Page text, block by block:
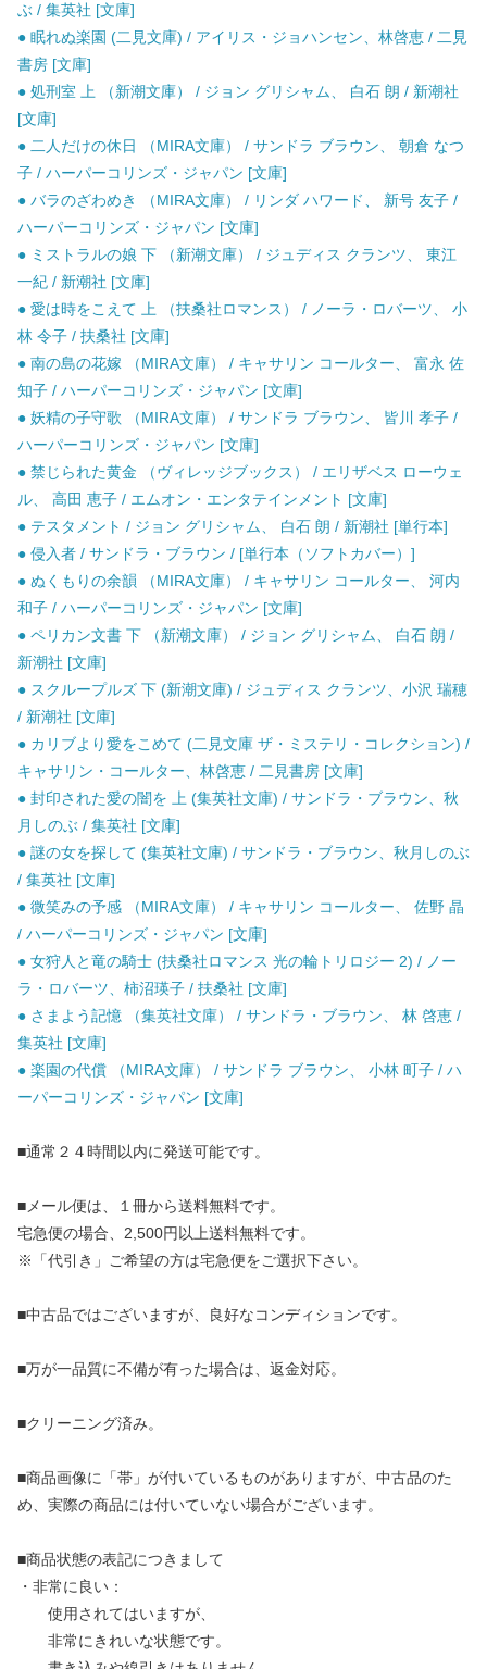
ぶ / 集英社 [文庫]
● 眠れぬ楽園 (二見文庫) / アイリス・ジョハンセン、林啓恵 / 二見
書房 [文庫]
● 処刑室 上 （新潮文庫） / ジョン グリシャム、 白石 朗 / 新潮社
[文庫]
● 二人だけの休日 （MIRA文庫） / サンドラ ブラウン、 朝倉 なつ
子 / ハーパーコリンズ・ジャパン [文庫]
● バラのざわめき （MIRA文庫） / リンダ ハワード、 新号 友子 /
ハーパーコリンズ・ジャパン [文庫]
● ミストラルの娘 下 （新潮文庫） / ジュディス クランツ、 東江
一紀 / 新潮社 [文庫]
● 愛は時をこえて 上 （扶桑社ロマンス） / ノーラ・ロバーツ、 小
林 令子 / 扶桑社 [文庫]
● 南の島の花嫁 （MIRA文庫） / キャサリン コールター、 富永 佐
知子 / ハーパーコリンズ・ジャパン [文庫]
● 妖精の子守歌 （MIRA文庫） / サンドラ ブラウン、 皆川 孝子 /
ハーパーコリンズ・ジャパン [文庫]
● 禁じられた黄金 （ヴィレッジブックス） / エリザベス ローウェ
ル、 高田 恵子 / エムオン・エンタテインメント [文庫]
● テスタメント / ジョン グリシャム、 白石 朗 / 新潮社 [単行本]
● 侵入者 / サンドラ・ブラウン / [単行本（ソフトカバー）]
● ぬくもりの余韻 （MIRA文庫） / キャサリン コールター、 河内
和子 / ハーパーコリンズ・ジャパン [文庫]
● ペリカン文書 下 （新潮文庫） / ジョン グリシャム、 白石 朗 /
新潮社 [文庫]
● スクループルズ 下 (新潮文庫) / ジュディス クランツ、小沢 瑞穂
/ 新潮社 [文庫]
● カリブより愛をこめて (二見文庫 ザ・ミステリ・コレクション) /
キャサリン・コールター、林啓恵 / 二見書房 [文庫]
● 封印された愛の闇を 上 (集英社文庫) / サンドラ・ブラウン、秋
月しのぶ / 集英社 [文庫]
● 謎の女を探して (集英社文庫) / サンドラ・ブラウン、秋月しのぶ
/ 集英社 [文庫]
● 微笑みの予感 （MIRA文庫） / キャサリン コールター、 佐野 晶
/ ハーパーコリンズ・ジャパン [文庫]
● 女狩人と竜の騎士 (扶桑社ロマンス 光の輪トリロジー 2) / ノー
ラ・ロバーツ、柿沼瑛子 / 扶桑社 [文庫]
● さまよう記憶 （集英社文庫） / サンドラ・ブラウン、 林 啓恵 /
集英社 [文庫]
● 楽園の代償 （MIRA文庫） / サンドラ ブラウン、 小林 町子 / ハ
ーパーコリンズ・ジャパン [文庫]
■通常２４時間以内に発送可能です。
■メール便は、１冊から送料無料です。
宅急便の場合、2,500円以上送料無料です。
※「代引き」ご希望の方は宅急便をご選択下さい。
■中古品ではございますが、良好なコンディションです。
■万が一品質に不備が有った場合は、返金対応。
■クリーニング済み。
■商品画像に「帯」が付いているものがありますが、中古品のた
め、実際の商品には付いていない場合がございます。
■商品状態の表記につきまして
・非常に良い：
使用されてはいますが、
非常にきれいな状態です。